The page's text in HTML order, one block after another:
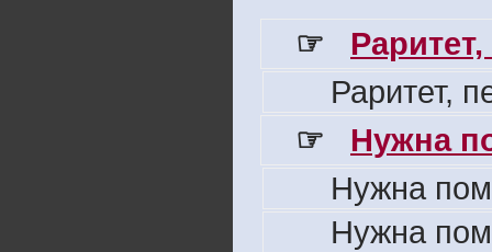
☞
Раритет,
☞
Нужна
Нужна
Нужна